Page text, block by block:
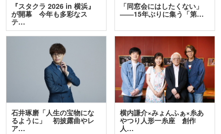
『スタクラ 2026 in 横浜』
が開幕 今年も多彩なス
テ…
「同窓会にはしたくない」
――15年ぶりに集う「第…
石井琢磨「人生の宝物にな
るように」 初披露曲やレ
ア…
横内謙介×みょんふぁ×糸あ
やつり人形一糸座 創作
人…